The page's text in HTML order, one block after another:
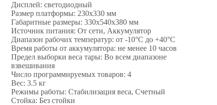
Дисплей: светодиодный
Размер платформы: 230х330 мм
Габаритные размеры: 330х540х380 мм
Источник питания: От сети, Аккумулятор
Диапазон рабочих температур: от -10°С до +40°C
Время работы от аккумулятора: не менее 10 часов
Предел выборки веса тары: Во всем диапазоне
взвешивания
Число программируемых товаров: 4
Вес: 3.5 кг
Режимы работы: Стабилизация веса, Счетный
Стойка: Без стойки